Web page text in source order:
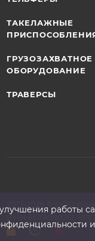
ТАКЕЛАЖНЫЕ
ГРУЗОЗАХВАТНОЕ
ОБОРУДОВАНИЕ
ТРАВЕРСЫ
ООО
ИНН 6678080212, КПП
работы
и